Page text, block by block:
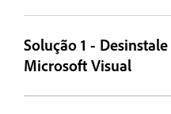
Solução 1 -
Microsoft Visual